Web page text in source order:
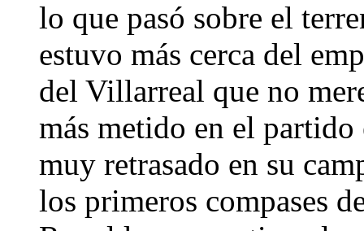
lo que pasó sobre el
estuvo más cerca del
del Villarreal que no
más metido en el
muy retrasado en su
los primeros compases